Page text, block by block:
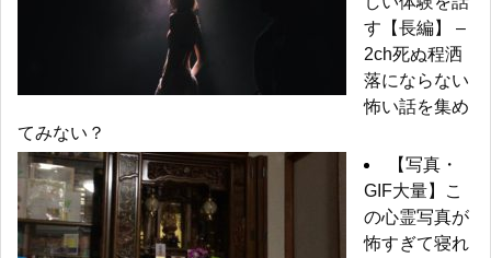
す【長編】 –
2ch死ぬ程洒
落にならない
怖い話を集め
てみない？
【写真・
GIF大量】こ
の心霊写真が
怖すぎて寝れ